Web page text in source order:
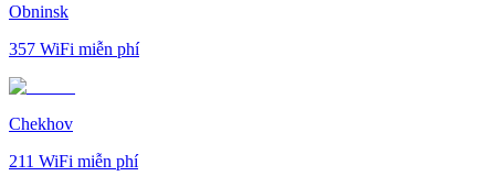
Obninsk
357 WiFi miễn phí
Chekhov
211 WiFi miễn phí